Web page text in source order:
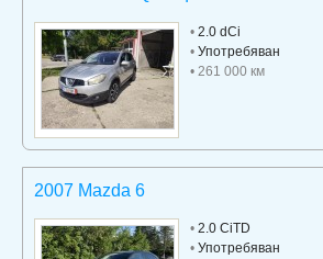
• 2.0 dCi
• Употребяван
• 261 000 км
2007 Mazda 6
• 2.0 CiTD
• Употребяван